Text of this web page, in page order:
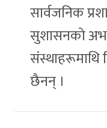
सार्वजनिक
सुशासनको
संस्थाहरूमाथि
छैनन् ।